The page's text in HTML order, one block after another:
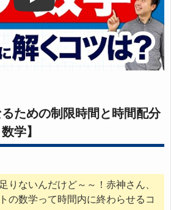
Play
ための制限時間と時間配分
学】
りないんだけど～～！赤神さん、
の数学って時間内に終わらせるコ